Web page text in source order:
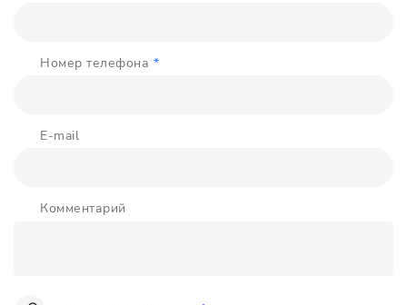
Номер телефона*
E-mail
Комментарий